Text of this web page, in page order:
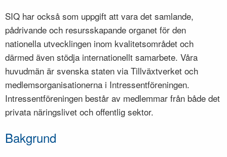
SIQ har också som uppgift att vara det samlande,
pådrivande och resursskapande organet för den
nationella utvecklingen inom kvalitetsområdet och
därmed även stödja internationellt samarbete. Våra
huvudmän är svenska staten via Tillväxtverket och
medlemsorganisationerna i Intressentföreningen.
Intressentföreningen består av medlemmar från både det
privata näringslivet och offentlig sektor.
Bakgrund